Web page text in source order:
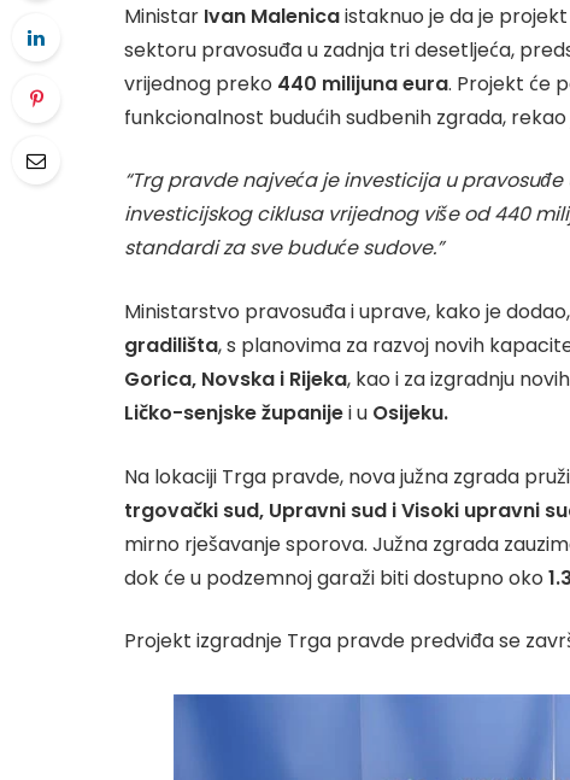
Ministar Ivan Malenicaistaknuo je da je projekt
sektoru pravosuđa u zadnja tri desetljeća,
vrijednog preko 440 milijuna eura. Projekt će
funkcionalnost budućih sudbenih zgrada,
“Trg pravde najveća je investicija u
investicijskog ciklusa vrijednog više od 440
standardi za sve buduće sudove.”
Ministarstvo pravosuđa i uprave, kako je
gradilišta, s planovima za razvoj novih
Gorica, Novska i Rijeka, kao i za izgradnju
Ličko-senjske županijei u Osijeku.
Na lokaciji Trga pravde, nova južna zgrada
trgovački sud, Upravni sud i Visoki upravni
mirno rješavanje sporova. Južna zgrada
dok će u podzemnoj garaži biti dostupno oko
Projekt izgradnje Trga pravde predviđa se